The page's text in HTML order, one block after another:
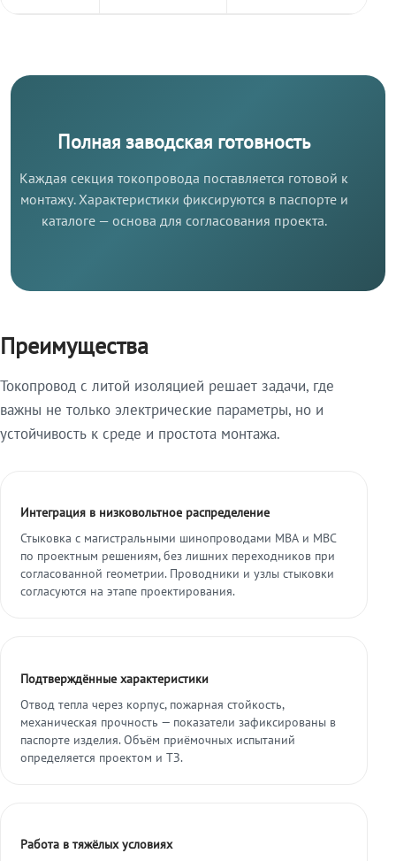
Полная заводская готовность
Каждая секция токопровода поставляется готовой к
монтажу. Характеристики фиксируются в паспорте и
каталоге — основа для согласования проекта.
Преимущества
Токопровод с литой изоляцией решает задачи, где
важны не только электрические параметры, но и
устойчивость к среде и простота монтажа.
Интеграция в низковольтное распределение
Стыковка с магистральными шинопроводами МВА и МВС
по проектным решениям, без лишних переходников при
согласованной геометрии. Проводники и узлы стыковки
согласуются на этапе проектирования.
Подтверждённые характеристики
Отвод тепла через корпус, пожарная стойкость,
механическая прочность — показатели зафиксированы в
паспорте изделия. Объём приёмочных испытаний
определяется проектом и ТЗ.
Работа в тяжёлых условиях